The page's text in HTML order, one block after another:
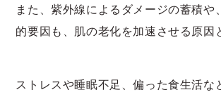
また、紫外線によるダメージの蓄積や
的要因も、肌の老化を加速させる原因
ストレスや睡眠不足、偏った食生活な